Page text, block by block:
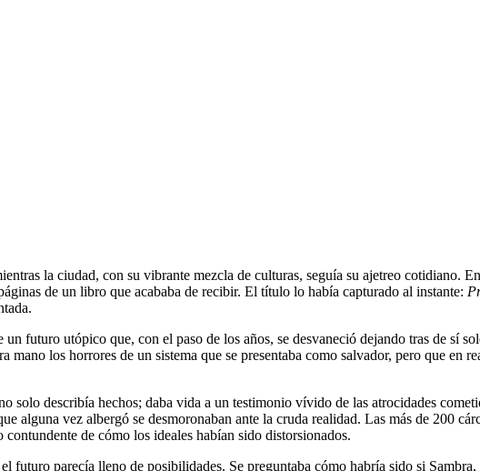
la ciudad, con su vibrante mezcla de culturas, seguía su ajetreo cotidiano.
de un libro que acababa de recibir. El título lo había capturado al instante:
futuro utópico que, con el paso de los años, se desvaneció dejando tras de sí
los horrores de un sistema que se presentaba como salvador, pero que en
solo describía hechos; daba vida a un testimonio vívido de las atrocidades
alguna vez albergó se desmoronaban ante la cruda realidad. Las más de 200
de cómo los ideales habían sido distorsionados.
parecía lleno de posibilidades. Se preguntaba cómo habría sido si